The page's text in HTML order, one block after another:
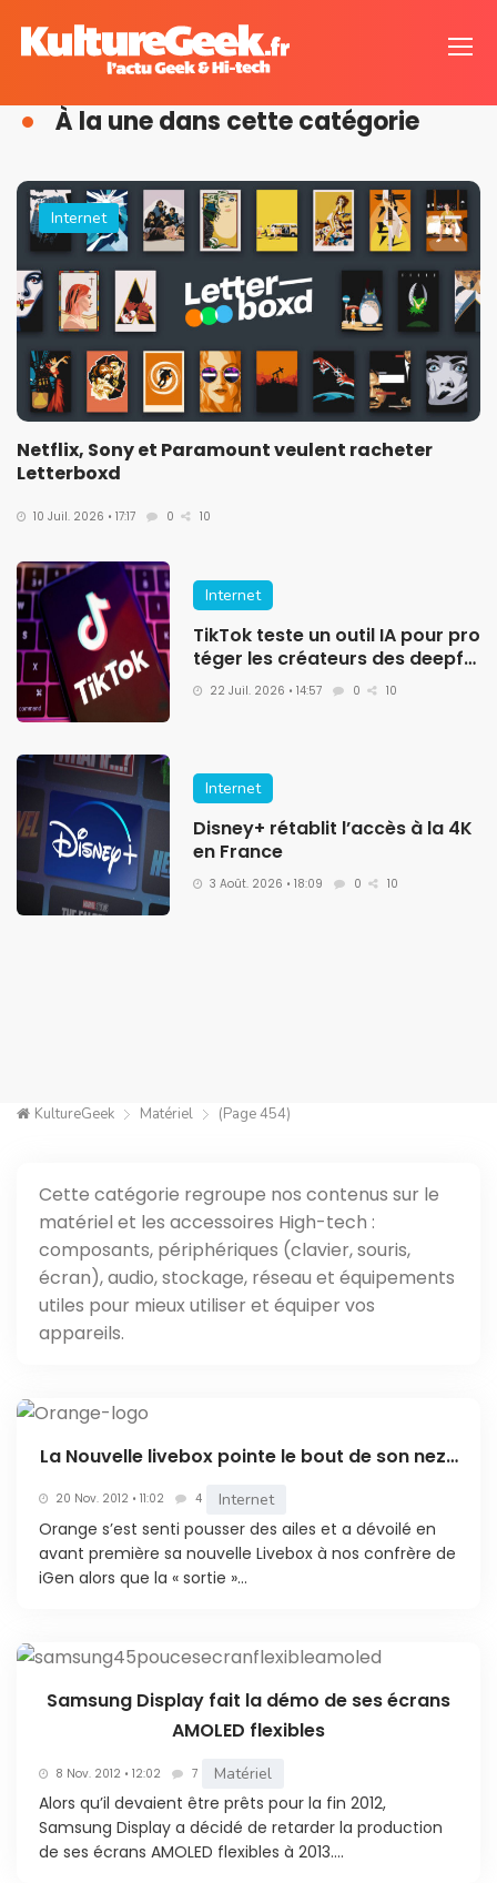
À la une dans cette catégorie
Internet
Netflix, Sony et Paramount veulent racheter
Letterboxd
10 Juil. 2026 • 17:17 0 10
Internet
TikTok teste un outil IA pour pro
téger les créateurs des deepfa
kes22 Juil. 2026 • 14:57 0 10
Internet
Disney+ rétablit l’accès à la 4K
en France
3 Août. 2026 • 18:09 0 10
KultureGeek Matériel (Page 454)
Cette catégorie regroupe nos contenus sur le
matériel et les accessoires High-tech :
composants, périphériques (clavier, souris,
écran), audio, stockage, réseau et équipements
utiles pour mieux utiliser et équiper vos
appareils.
La Nouvelle livebox pointe le bout de son nez…
20 Nov. 2012 • 11:02 4 Internet
Orange s’est senti pousser des ailes et a dévoilé en
avant première sa nouvelle Livebox à nos confrère de
iGen alors que la « sortie »...
Samsung Display fait la démo de ses écrans
AMOLED flexibles
8 Nov. 2012 • 12:02 7 Matériel
Alors qu’il devaient être prêts pour la fin 2012,
Samsung Display a décidé de retarder la production
de ses écrans AMOLED flexibles à 2013....